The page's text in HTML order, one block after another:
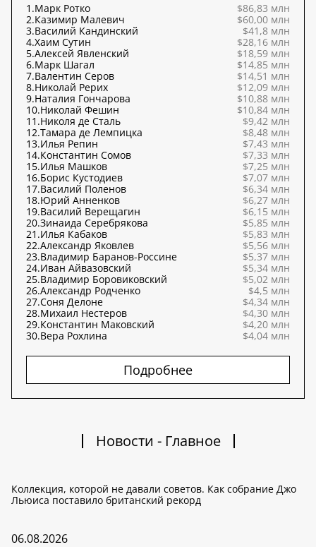
1.Марк Ротко
$86,83 млн
2.Казимир Малевич
$60,00 млн
3.Василий Кандинский
$41,8 млн
4.Хаим Сутин
$28,16 млн
5.Алексей Явленский
$18,59 млн
6.Марк Шагал
$14,85 млн
7.Валентин Серов
$14,51 млн
8.Николай Рерих
$12,09 млн
9.Наталия Гончарова
$10,88 млн
10.Николай Фешин
$10,84 млн
11.Николя де Сталь
$9,42 млн
12.Тамара де Лемпицка
$8,48 млн
13.Илья Репин
$7,43 млн
14.Константин Сомов
$7,33 млн
15.Илья Машков
$7,25 млн
16.Борис Кустодиев
$7,07 млн
17.Василий Поленов
$6,34 млн
18.Юрий Анненков
$6,27 млн
19.Василий Верещагин
$6,15 млн
20.Зинаида Серебрякова
$5,85 млн
21.Илья Кабаков
$5,83 млн
22.Александр Яковлев
$5,56 млн
23.Владимир Баранов-Россине
$5,37 млн
24.Иван Айвазовский
$5,34 млн
25.Владимир Боровиковский
$5,02 млн
26.Александр Родченко
$4,5 млн
27.Соня Делоне
$4,34 млн
28.Михаил Нестеров
$4,30 млн
29.Константин Маковский
$4,20 млн
30.Вера Рохлина $4,04 млн
Подробнее
Новости - Главное
Коллекция, которой не давали советов. Как собрание Джо
Льюиса поставило британский рекорд
06.08.2026